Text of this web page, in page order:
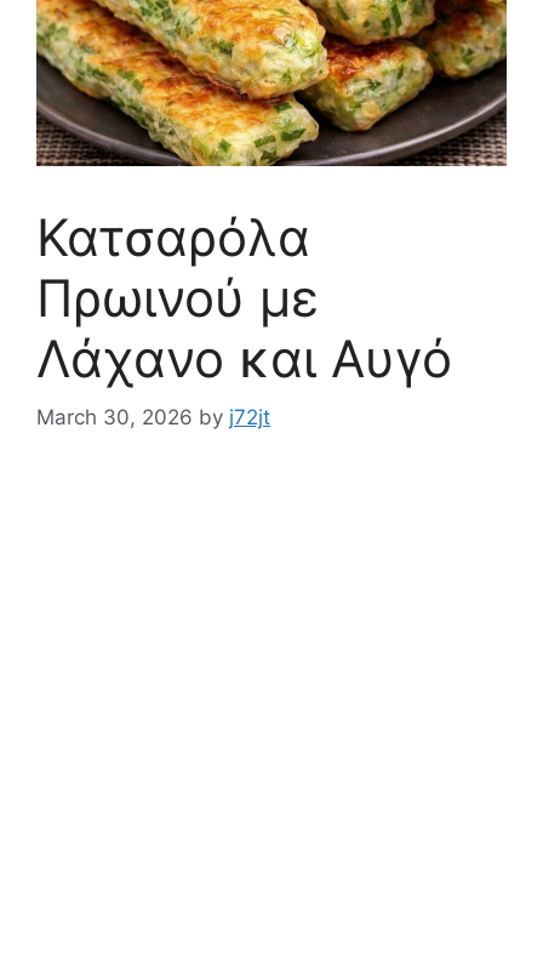
Κατσαρόλα
Πρωινού με
Λάχανο και Αυγό
March 30, 2026 by j72jt